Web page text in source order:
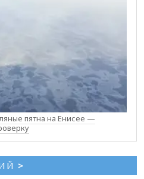
пятна на Енисее —
>